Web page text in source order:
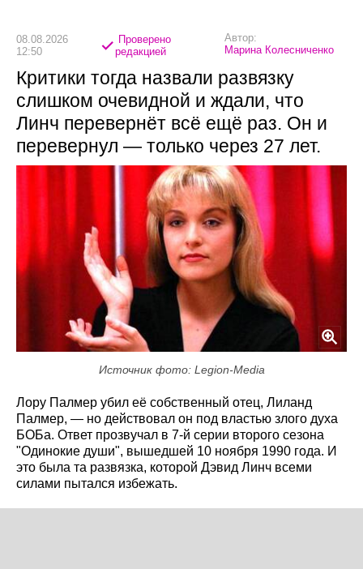
08.08.2026
12:50
Проверено
редакцией
Автор:
Марина Колесниченко
Критики тогда назвали развязку
слишком очевидной и ждали, что
Линч перевернёт всё ещё раз. Он и
перевернул — только через 27 лет.
Источник фото: Legion-Media
Лору Палмер убил её собственный отец, Лиланд
Палмер, — но действовал он под властью злого духа
БОБа. Ответ прозвучал в 7-й серии второго сезона
"Одинокие души", вышедшей 10 ноября 1990 года. И
это была та развязка, которой Дэвид Линч всеми
силами пытался избежать.